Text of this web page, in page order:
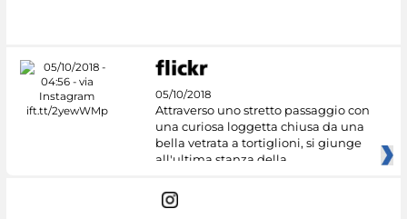
05/10/2018
Attraverso uno stretto passaggio con
una curiosa loggetta chiusa da una
bella vetrata a tortiglioni, si giunge
all'ultima stanza della